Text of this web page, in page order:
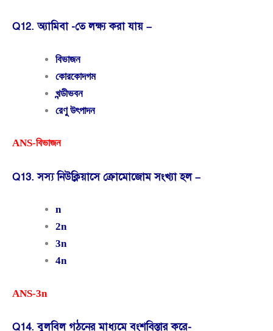
Q12. অ্যামিবা -তে লক্ষ্য করা যায় –
বিভাজন
কোরকোদগম
খন্ডীভবন
রেণু উৎপাদন
ANS-বিভাজন
Q13. সস্য নিউক্লিয়াসে ক্রোমোজোম সংখ্যা হল –
n
2n
3n
4n
ANS-3n
Q14. বুলবিল গঠনের মাধ্যমে বংশবিস্তার করে-